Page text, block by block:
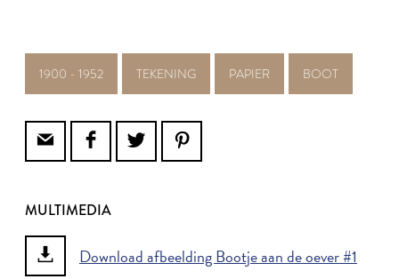
1900 - 1952 TEKENING PAPIER BOOT
MULTIMEDIA
Download afbeelding Bootje aan de oever #1